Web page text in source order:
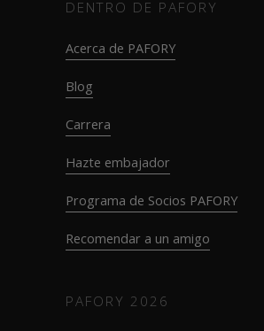
DENTRO DE PAFORY
Acerca de PAFORY
Blog
Carrera
Hazte embajador
Programa de Socios PAFORY
Recomendar a un amigo
PAFORY 2026